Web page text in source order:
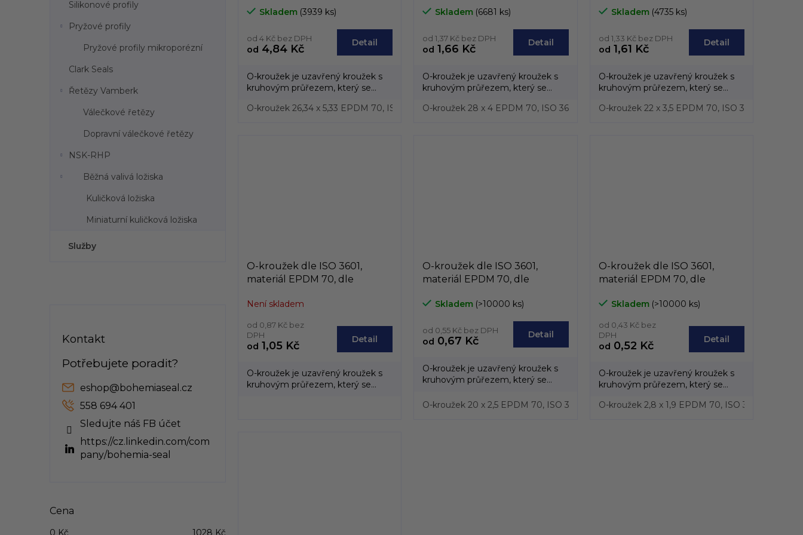
Silikonové profily
Pryžové profily
Pryžové profily mikroporézní
Clark Seals
Řetězy Vamberk
Válečkové řetězy
Dopravní válečkové řetězy
NSK-RHP
Běžná valivá ložiska
Kuličková ložiska
Miniaturní kuličková ložiska
Služby
Kontakt
eshop@ bohemiaseal.cz
558 694 401
Sledujte náš FB účet
https://cz.linkedin.com/com
pany/bohemia-seal
Cena
0 Kč 1028 Kč
5,7mm
Skladem (3939 ks)
od 4 Kč bez DPH
od 4,84 Kč Detail
O-kroužek je uzavřený kroužek s
kruhovým průřezem, který se
O-kroužek 26,34 x 5,33 EPDM 70, ISO 3601
O-kroužek 27,94 x 5,33 EPDM 70, ISO 3601
5mmSkladem (6681 ks)
od 1,37 Kč bez DPH
od 1,66 Kč Detail
O-kroužek je uzavřený kroužek s
kruhovým průřezem, který se
O-kroužek 28 x 4 EPDM 70, ISO 3601
O-kroužek 110 x 4 EPDM 70, ISO 3601
3,8mm
Skladem (4735 ks)
od 1,33 Kč bez DPH
od 1,61 Kč Detail
O-kroužek je uzavřený kroužek s
kruhovým průřezem, který se
O-kroužek 22 x 3,5 EPDM 70, ISO 3601
O-kroužek dle ISO 3601,
materiál EPDM 70, dle
3,3mm
Není skladem
od 0,87 Kč bez
DPH
od 1,05 Kč Detail
O-kroužek je uzavřený kroužek s
kruhovým průřezem, který se
O-kroužek dle ISO 3601,
materiál EPDM 70, dle
2,95mm
Skladem (>10000 ks)
od 0,55 Kč bez DPH
od 0,67 Kč Detail
O-kroužek je uzavřený kroužek s
kruhovým průřezem, který se
O-kroužek 20 x 2,5 EPDM 70, ISO 3601
O-kroužek 3,63 x 2,62 EPDM 70, ISO 3601
O-kroužek dle ISO 3601,
materiál EPDM 70, dle
2,46mm
Skladem (>10000 ks)
od 0,43 Kč bez
DPH
od 0,52 Kč Detail
O-kroužek je uzavřený kroužek s
kruhovým průřezem, který se
O-kroužek 2,8 x 1,9 EPDM 70, ISO 3601